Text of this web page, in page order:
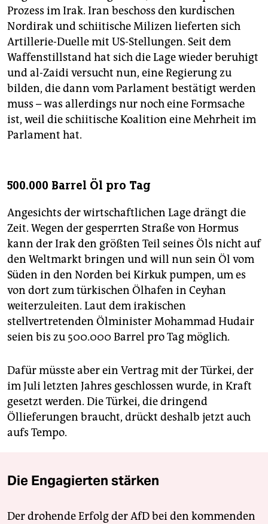
Prozess im Irak. Iran beschoss den kurdischen
Nordirak und schiitische Milizen lieferten sich
Artillerie-Duelle mit US-Stellungen. Seit dem
Waffenstillstand hat sich die Lage wieder beruhigt
und al-Zaidi versucht nun, eine Regierung zu
bilden, die dann vom Parlament bestätigt werden
muss – was allerdings nur noch eine Formsache
ist, weil die schiitische Koalition eine Mehrheit im
Parlament hat.
500.000 Barrel Öl pro Tag
Angesichts der wirtschaftlichen Lage drängt die
Zeit. Wegen der gesperrten Straße von Hormus
kann der Irak den größten Teil seines Öls nicht auf
den Weltmarkt bringen und will nun sein Öl vom
Süden in den Norden bei Kirkuk pumpen, um es
von dort zum türkischen Ölhafen in Ceyhan
weiterzuleiten. Laut dem irakischen
stellvertretenden Ölminister Mohammad Hudair
seien bis zu 500.000 Barrel pro Tag möglich.
Dafür müsste aber ein Vertrag mit der Türkei, der
im Juli letzten Jahres geschlossen wurde, in Kraft
gesetzt werden. Die Türkei, die dringend
Öllieferungen braucht, drückt deshalb jetzt auch
aufs Tempo.
Die Engagierten stärken
Der drohende Erfolg der AfD bei den kommenden